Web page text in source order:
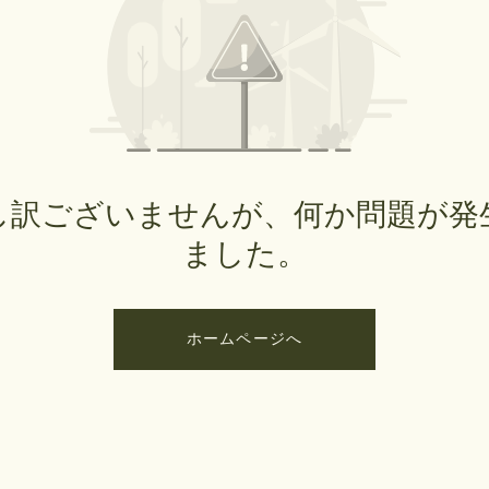
訳ございませんが、何か問題が発
ました。
ホームページへ